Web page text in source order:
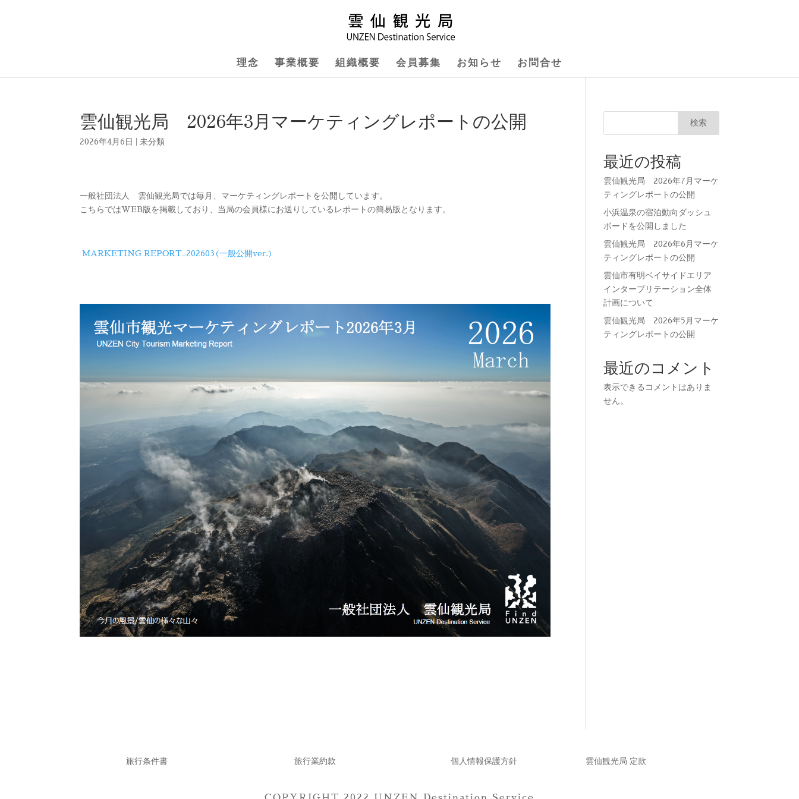
理念 事業概要 組織概要 会員募集 お知らせ お問合せ
雲仙観光局 2026年3月マーケティングレポートの公開
2026年4月6日 未分類
一般社団法人 雲仙観光局では毎月、マーケティングレポートを公開しています。
こちらではWEB版を掲載しており、当局の会員様にお送りしているレポートの簡易版となります。
MARKETING REPORT_202603(一般公開ver.)
検索
最近の投稿
雲仙観光局 2026年7月マーケ
ティングレポートの公開
小浜温泉の宿泊動向ダッシュ
ボードを公開しました
雲仙観光局 2026年6月マーケ
ティングレポートの公開
雲仙市有明ベイサイドエリア
インタープリテーション全体
計画について
雲仙観光局 2026年5月マーケ
ティングレポートの公開
最近のコメント
表示できるコメントはありま
せん。
旅行条件書 旅行業約款 個人情報保護方針 雲仙観光局 定款